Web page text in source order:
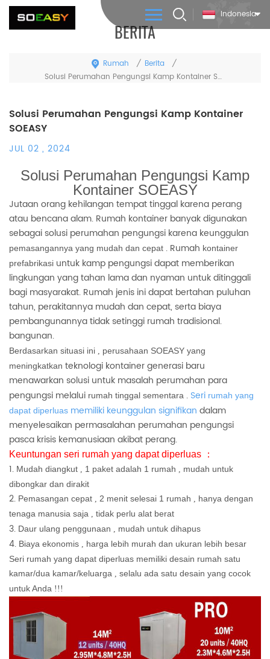
Indonesia
BERITA
Rumah / Berita
/
Solusi Perumahan Pengungsi Kamp Kontainer SOEASY
Solusi Perumahan Pengungsi Kamp Kontainer
SOEASY
JUL 02 , 2024
Solusi Perumahan Pengungsi Kamp
Kontainer SOEASY
Jutaan orang kehilangan tempat tinggal karena perang
atau bencana alam. Rumah kontainer banyak digunakan
sebagai solusi perumahan pengungsi karena keunggulan
pemasangannya yang mudah dan cepat . Rumah kontainer
prefabrikasi untuk kamp pengungsi dapat memberikan
lingkungan yang tahan lama dan nyaman untuk ditinggali
bagi masyarakat. Rumah jenis ini dapat bertahan puluhan
tahun, perakitannya mudah dan cepat, serta biaya
pembangunannya tidak setinggi rumah tradisional.
bangunan.
Berdasarkan situasi ini , perusahaan SOEASY yang
meningkatkan teknologi kontainer generasi baru
menawarkan solusi untuk masalah perumahan para
pengungsi melalui rumah tinggal sementara . Seri rumah yang
dapat diperluas memiliki keunggulan signifikan dalam
menyelesaikan permasalahan perumahan pengungsi
pasca krisis kemanusiaan akibat perang.
Keuntungan seri rumah yang dapat diperluas ：
1. Mudah diangkut , 1 paket adalah 1 rumah , mudah untuk
dibongkar dan dirakit
2. Pemasangan cepat , 2 menit selesai 1 rumah , hanya dengan
tenaga manusia saja , tidak perlu alat berat
3. Daur ulang penggunaan , mudah untuk dihapus
4. Biaya ekonomis , harga lebih murah dan ukuran lebih besar
Seri rumah yang dapat diperluas memiliki desain rumah satu
kamar/dua kamar/keluarga , selalu ada satu desain yang cocok
untuk Anda !!!